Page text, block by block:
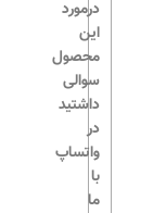
درمورد
این
محصول
سوالی
داشتید
در
واتساپ
با
ما